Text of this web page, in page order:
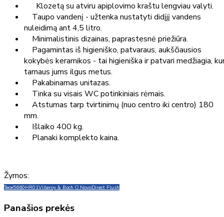
Klozetą su atviru apiplovimo kraštu lengviau valyti.
Taupo vandenį - užtenka nustatyti didįjį vandens
nuleidimą ant 4,5 litro.
Minimalistinis dizainas, paprastesnė priežiūra.
Pagamintas iš higieniško, patvaraus, aukščiausios
kokybės keramikos - tai higieniška ir patvari medžiagia,
tarnaus jums ilgus metus.
Pakabinamas unitazas.
Tinka su visais WC potinkiniais rėmais.
Atstumas tarp tvirtinimų (nuo centro iki centro) 180
mm.
Išlaiko 400 kg.
Planaki komplekto kaina.
Žymos:
Tece5660HR01Villeroy & Boch O.NovoDirect Flush
Panašios prekės